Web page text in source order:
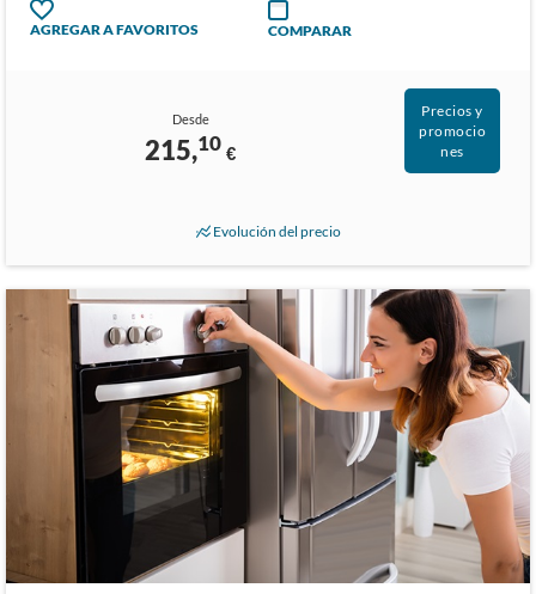
AGREGAR A FAVORITOS COMPARAR
Desde
215,10 €
Precios y
promocio
nes
Evolución del precio